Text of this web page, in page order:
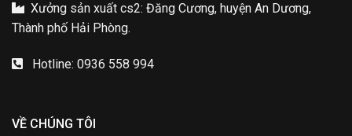
Xưởng sản xuất cs2: Đăng Cương, huyện An Dương,
Thành phố Hải Phòng.
Hotline: 0936 558 994
VỀ CHÚNG TÔI